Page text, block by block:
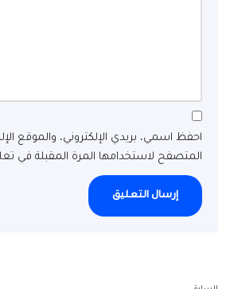
احفظ اسمي، بريدي الإلكتروني، والموقع
المتصفح لاستخدامها المرة المقبلة في